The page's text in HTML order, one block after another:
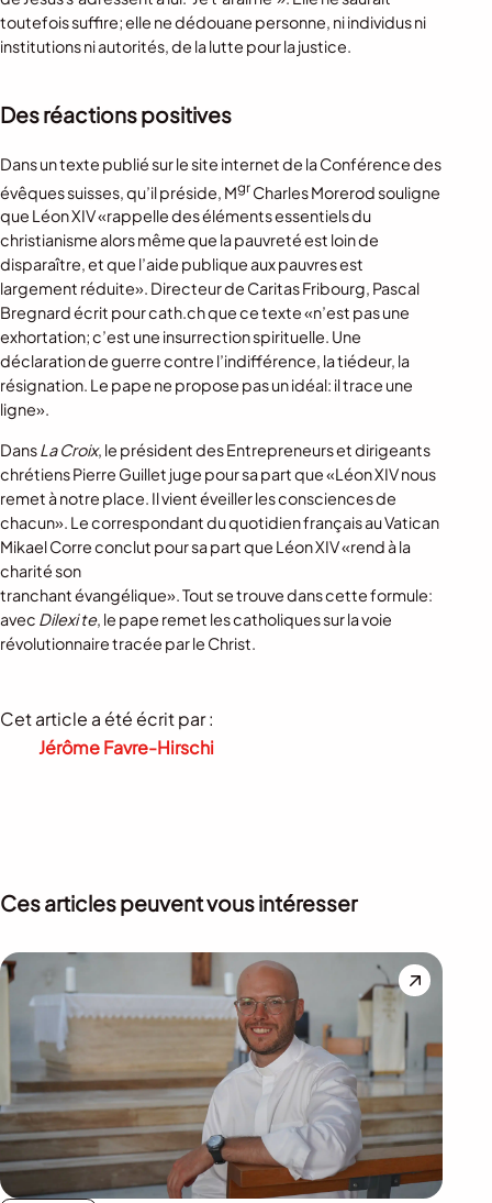
toutefois suffire; elle ne dédouane personne, ni individus ni
institutions ni autorités, de la lutte pour la justice.
Des réactions positives
Dans un texte publié sur le site internet de la Conférence des
évêques suisses, qu’il préside, Mgr Charles Morerod souligne
que Léon XIV «rappelle des éléments essentiels du
christianisme alors même que la pauvreté est loin de
disparaître, et que l’aide publique aux pauvres est
largement réduite». Directeur de Caritas Fribourg, Pascal
Bregnard écrit pour cath.ch que ce texte «n’est pas une
exhortation; c’est une insurrection spirituelle. Une
déclaration de guerre contre l’indifférence, la tiédeur, la
résignation. Le pape ne propose pas un idéal: il trace une
ligne».
DansLa Croix, le président des Entrepreneurs et dirigeants
chrétiens Pierre Guillet juge pour sa part que «Léon XIV nous
remet à notre place. Il vient éveiller les consciences de
chacun». Le correspondant du quotidien français au Vatican
Mikael Corre conclut pour sa part que Léon XIV «rend à la
charité son
tranchant évangélique». Tout se trouve dans cette formule:
avec Dilexi te, le pape remet les catholiques sur la voie
révolutionnaire tracée par le Christ.
Cet article a été écrit par :
Jérôme Favre-Hirschi
Ces articles peuvent vous intéresser